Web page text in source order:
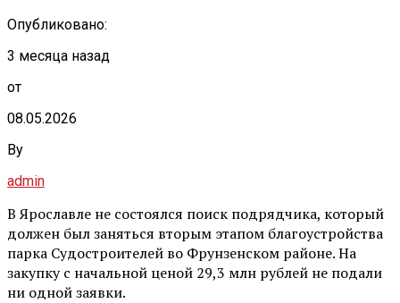
Опубликовано:
3 месяца назад
от
08.05.2026
By
admin
В Ярославле не состоялся поиск подрядчика, который
должен был заняться вторым этапом благоустройства
парка Судостроителей во Фрунзенском районе. На
закупку с начальной ценой 29,3 млн рублей не подали
ни одной заявки.